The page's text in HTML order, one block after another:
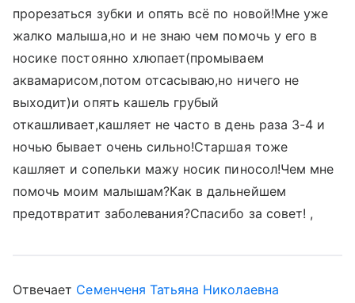
прорезаться зубки и опять всё по новой!Мне уже
жалко малыша,но и не знаю чем помочь у его в
носике постоянно хлюпает(промываем
аквамарисом,потом отсасываю,но ничего не
выходит)и опять кашель грубый
откашливает,кашляет не часто в день раза 3-4 и
ночью бывает очень сильно!Старшая тоже
кашляет и сопельки мажу носик пиносол!Чем мне
помочь моим малышам?Как в дальнейшем
предотвратит заболевания?Спасибо за совет! ,
Отвечает Семенченя Татьяна Николаевна